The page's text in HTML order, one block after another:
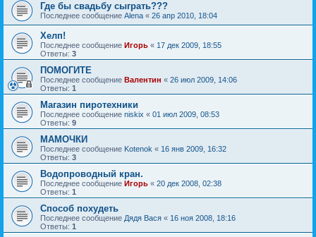
Где бы свадьбу сыграть???
Последнее сообщение Alena « 26 апр 2010, 18:04
Хелп!
Последнее сообщение Игорь « 17 дек 2009, 18:55
Ответы: 3
ПОМОГИТЕ
Последнее сообщение Валентин « 26 июл 2009, 14:06
Ответы: 1
Магазин пиротехники
Последнее сообщение niskix « 01 июл 2009, 08:53
Ответы: 9
МАМОЧКИ
Последнее сообщение Kotenok « 16 янв 2009, 16:32
Ответы: 3
Водопроводный кран.
Последнее сообщение Игорь « 20 дек 2008, 02:38
Ответы: 1
Способ похудеть
Последнее сообщение Дядя Вася « 16 ноя 2008, 18:16
Ответы: 1